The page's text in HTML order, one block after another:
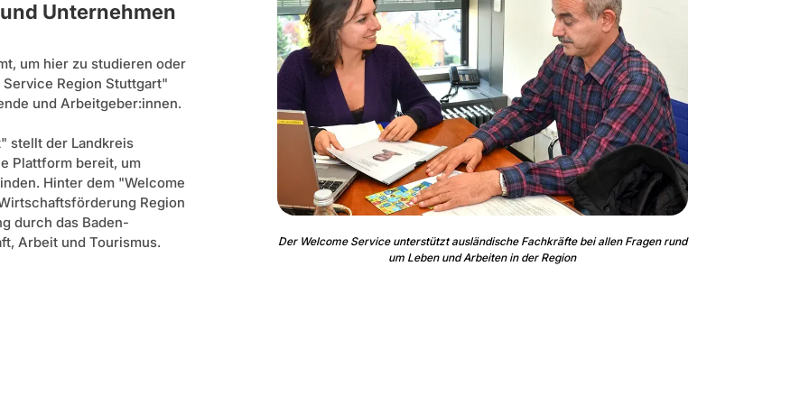
Unternehmen
um hier zu studieren oder
Region Stuttgart"
und Arbeitgeber:innen.
stellt der Landkreis
Plattform bereit, um
Hinter dem "Welcome
Region
durch das Baden-
Arbeit und Tourismus.
Der Welcome Service unterstützt ausländische Fachkräfte bei allen Fragen rund
um Leben und Arbeiten in der Region